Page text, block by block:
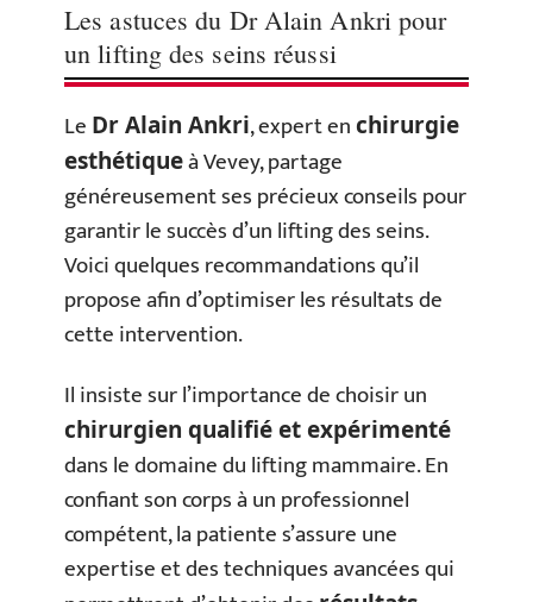
Les astuces du Dr Alain Ankri pour
un lifting des seins réussi
Le Dr Alain Ankri, expert enchirurgie
esthétiqueà Vevey, partage
généreusement ses précieux conseils pour
garantir le succès d’un lifting des seins.
Voici quelques recommandations qu’il
propose afin d’optimiser les résultats de
cette intervention.
Il insiste sur l’importance de choisir un
chirurgien qualifié et expérimenté
dans le domaine du lifting mammaire. En
confiant son corps à un professionnel
compétent, la patiente s’assure une
expertise et des techniques avancées qui